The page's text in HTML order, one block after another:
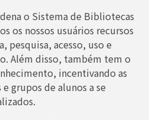
o Sistema de Bibliotecas
os nossos usuários recursos
pesquisa, acesso, uso e
Além disso, também tem o
incentivando as
grupos de alunos a se